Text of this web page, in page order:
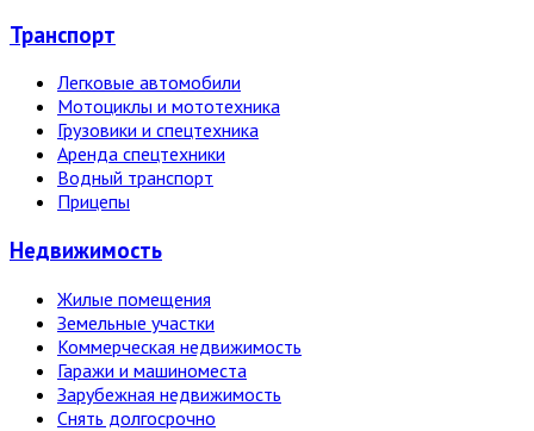
Транспорт
Легковые автомобили
Мотоциклы и мототехника
Грузовики и спецтехника
Аренда спецтехники
Водный транспорт
Прицепы
Недвижи­мость
Жилые помещения
Земельные участки
Коммерческая недвижимость
Гаражи и машиноместа
Зарубежная недвижимость
Снять долгосрочно